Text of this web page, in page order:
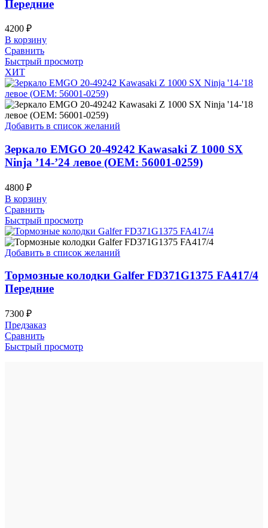
Передние
4200 ₽
В корзину
Сравнить
Быстрый просмотр
ХИТ
Добавить в список желаний
Зеркало EMGO 20-49242 Kawasaki Z 1000 SX
Ninja ’14-’24 левое (OEM: 56001-0259)
4800 ₽
В корзину
Сравнить
Быстрый просмотр
Добавить в список желаний
Тормозные колодки Galfer FD371G1375 FA417/4
Передние
7300 ₽
Предзаказ
Сравнить
Быстрый просмотр